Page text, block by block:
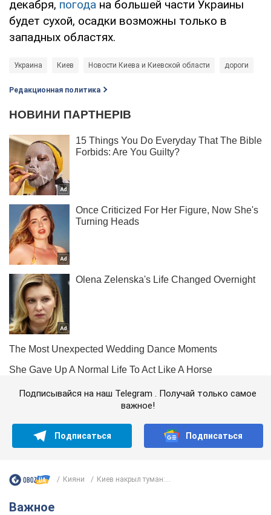
декабря, погода на большей части Украины
будет сухой, осадки возможны только в
западных областях.
Украина Киев Новости Киева и Киевской области дороги
Редакционная политика
Подписывайся на наш Telegram . Получай только самое
важное!
Подписаться Подписаться
Кияни Киев накрыл туман:...
Важное